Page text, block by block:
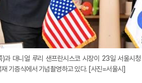
)과 대니얼 루리 샌프란시스코 시장이 23일 서울시
기증식에서 기념촬영하고 있다. [사진=서울시]